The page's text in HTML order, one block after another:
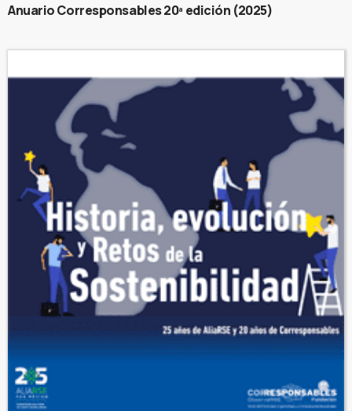
Anuario Corresponsables 20ª edición (2025)